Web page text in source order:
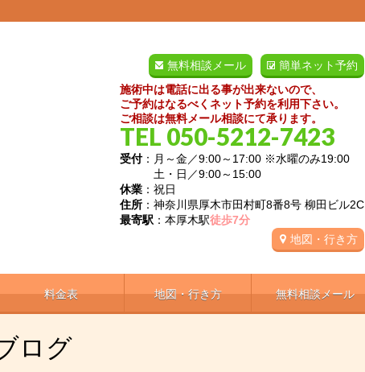
簡単ネット予約
無料相談メール
施術中は電話に出る事が出来ないので、
ご予約はなるべくネット予約を利用下さい。
ご相談は無料メール相談にて承ります。
TEL 050-5212-7423
受付：月～金／9:00～17:00 ※水曜のみ19:00
土・日／9:00～15:00
休業 ：祝日
住所 ：神奈川県厚木市田村町8番8号 柳田ビル2C
最寄駅 ：本厚木駅徒歩7分
地図・行き方
料金表 地図・行き方 無料相談メール
ログ